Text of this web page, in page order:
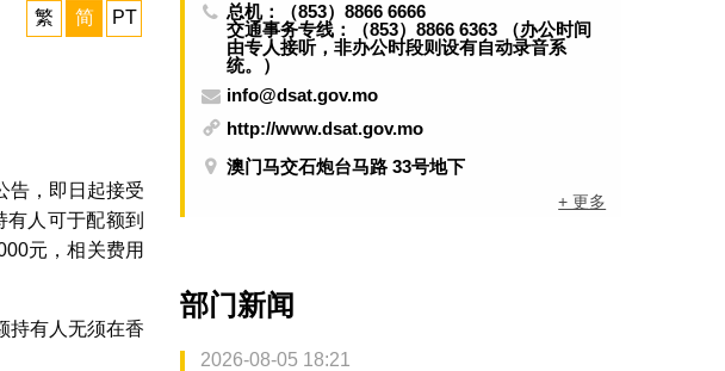
繁 简 PT
告，即日起接受
人可于配额到
元，相关费用
持有人无须在香
总机：（853）8866 6666
交通事务专线：（853）8866 6363 （办公时间
由专人接听，非办公时段则设有自动录音系
统。）
info@dsat.gov.mo
http://www.dsat.gov.mo
澳门马交石炮台马路 33号地下
+ 更多
部门新闻
2026-08-05 18:21